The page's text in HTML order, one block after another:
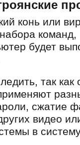
конь или
команд,
будет
так как
сжатие
видео
в